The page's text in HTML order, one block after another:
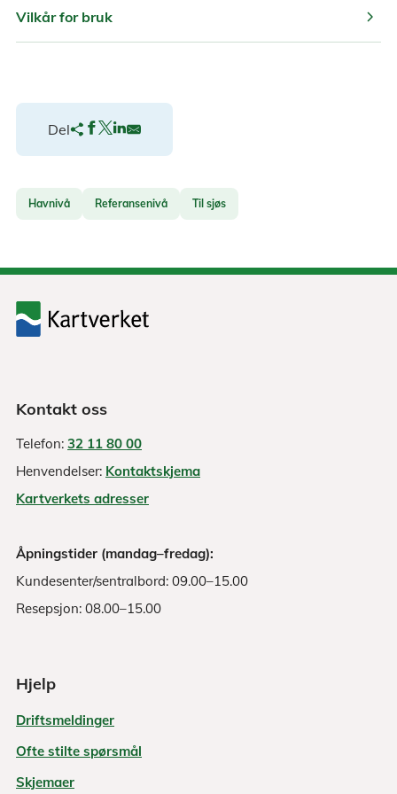
Vilkår for bruk chevron_right
Del
Havnivå Referansenivå Til sjøs
Kontakt oss
Telefon: 32 11 80 00
Henvendelser: Kontaktskjema
Kartverkets adresser
Åpningstider (mandag–fredag):
Kundesenter/sentralbord: 09.00–15.00
Resepsjon: 08.00–15.00
Hjelp
Driftsmeldinger
Ofte stilte spørsmål
Skjemaer